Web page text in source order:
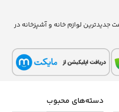
جدیدترین لوازم خانه و آشپزخانه در
دسته‌های محبوب